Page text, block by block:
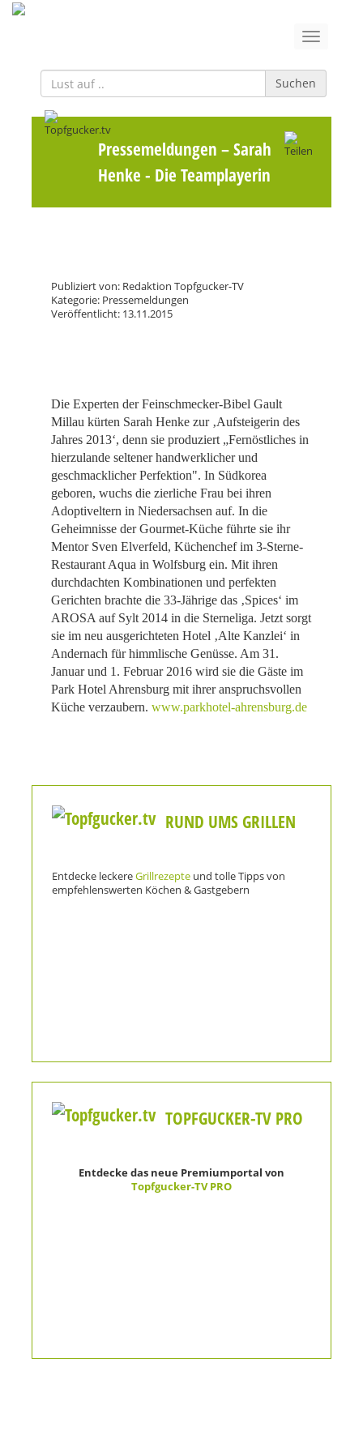
Suchen
Pressemeldungen – Sarah
Henke - Die Teamplayerin
Publiziert von: Redaktion Topfgucker-TV
Kategorie: Pressemeldungen
Veröffentlicht: 13.11.2015
Die Experten der Feinschmecker-Bibel Gault
Millau kürten Sarah Henke zur ‚Aufsteigerin des
Jahres 2013‘, denn sie produziert „Fernöstliches in
hierzulande seltener handwerklicher und
geschmacklicher Perfektion". In Südkorea
geboren, wuchs die zierliche Frau bei ihren
Adoptiveltern in Niedersachsen auf. In die
Geheimnisse der Gourmet-Küche führte sie ihr
Mentor Sven Elverfeld, Küchenchef im 3-Sterne-
Restaurant Aqua in Wolfsburg ein. Mit ihren
durchdachten Kombinationen und perfekten
Gerichten brachte die 33-Jährige das ‚Spices‘ im
AROSA auf Sylt 2014 in die Sterneliga. Jetzt sorgt
sie im neu ausgerichteten Hotel ‚Alte Kanzlei‘ in
Andernach für himmlische Genüsse. Am 31.
Januar und 1. Februar 2016 wird sie die Gäste im
Park Hotel Ahrensburg mit ihrer anspruchsvollen
Küche verzaubern. www.parkhotel-ahrensburg.de
RUND UMS GRILLEN
Entdecke leckereGrillrezepte und tolle Tipps von
empfehlenswerten Köchen & Gastgebern
TOPFGUCKER-TV PRO
Entdecke das neue Premiumportal von
Topfgucker-TV PRO